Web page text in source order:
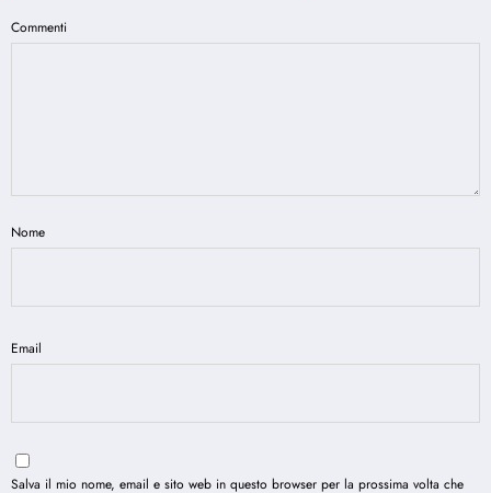
Commenti
Nome
Email
Salva il mio nome, email e sito web in questo browser per la prossima volta che